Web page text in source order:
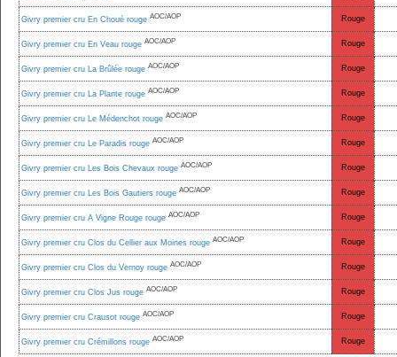
Givry premier cru En Choué rouge AOC/AOP Rouge
Givry premier cru En Veau rouge AOC/AOP Rouge
Givry premier cru La Brûlée rouge AOC/AOP Rouge
Givry premier cru La Plante rouge AOC/AOP Rouge
Givry premier cru Le Médenchot rouge AOC/AOP Rouge
Givry premier cru Le Paradis rouge AOC/AOP Rouge
Givry premier cru Les Bois Chevaux rouge AOC/AOP Rouge
Givry premier cru Les Bois Gautiers rouge AOC/AOP Rouge
Givry premier cru A Vigne Rouge rouge AOC/AOP Rouge
Givry premier cru Clos du Cellier aux Moines rouge AOC/AOP Rouge
Givry premier cru Clos du Vernoy rouge AOC/AOP Rouge
Givry premier cru Clos Jus rouge AOC/AOP Rouge
Givry premier cru Crausot rouge AOC/AOP Rouge
Givry premier cru Crémillons rouge AOC/AOP Rouge